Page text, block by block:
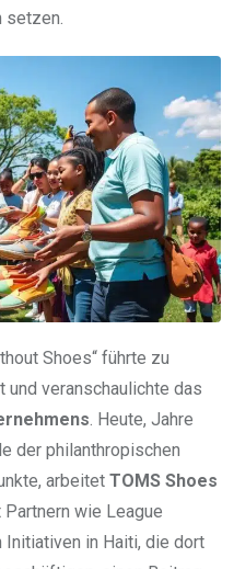
setzen.
Shoes“ führte zu
veranschaulichte das
. Heute, Jahre
der philanthropischen
arbeitet TOMS Shoes
wie League
in Haiti, die dort